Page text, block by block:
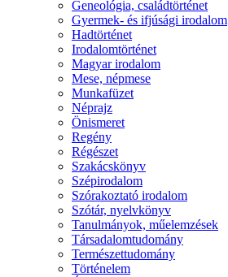
Geneológia, családtörténet
Gyermek- és ifjúsági irodalom
Hadtörténet
Irodalomtörténet
Magyar irodalom
Mese, népmese
Munkafüzet
Néprajz
Önismeret
Regény
Régészet
Szakácskönyv
Szépirodalom
Szórakoztató irodalom
Szótár, nyelvkönyv
Tanulmányok, műelemzések
Társadalomtudomány
Természettudomány
Történelem